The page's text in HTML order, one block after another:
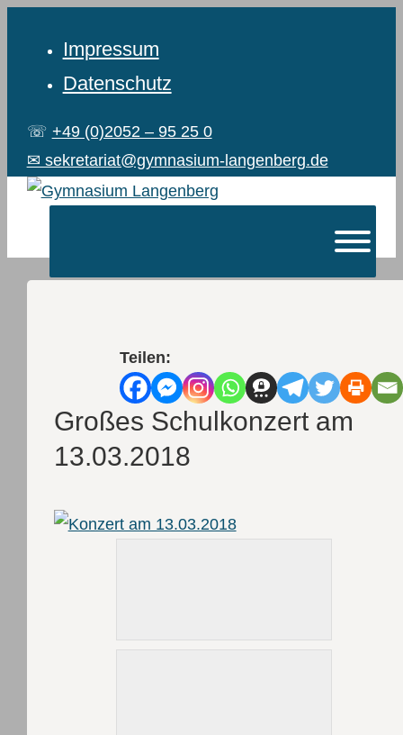
Impressum
Datenschutz
☏ +49 (0)2052 – 95 25 0
✉ sekretariat@gymnasium-langenberg.de
Teilen:
Großes Schulkonzert am
13.03.2018